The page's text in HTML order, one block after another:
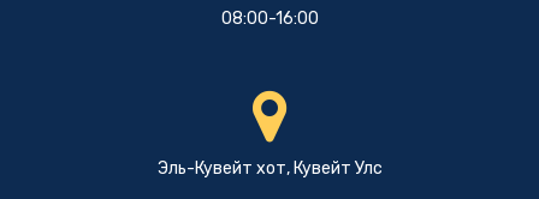
08:00-16:00
Эль-Кувейт хот, Кувейт Улс